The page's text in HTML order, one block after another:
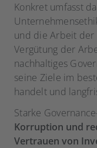
Konkret umfasst
und die Arbeit der
Vergütung der
nachhaltiges
seine Ziele im
handelt und
Starke
Korruption und
Vertrauen von